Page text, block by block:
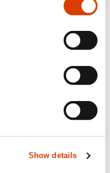
Show details